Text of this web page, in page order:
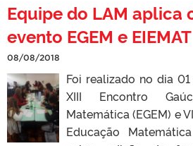
Equipe do LAM aplica
evento EGEM e EIEMAT
08/08/2018
Foi realizado no dia
XIII Encontro
Matemática (EGEM) e
Educação